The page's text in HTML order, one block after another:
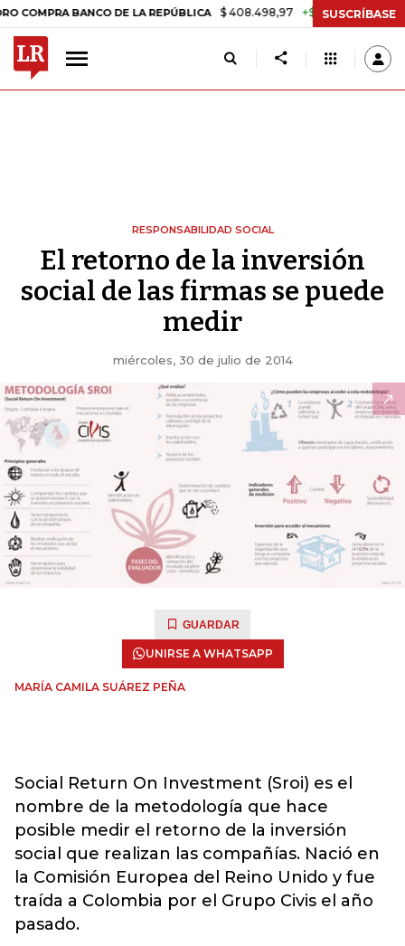
BANCO DE LA REPÚBLICA $ 408.498,97 +$ 8.753,81 +2,19%
SUSCRÍBASE
RESPONSABILIDAD SOCIAL
El retorno de la inversión
social de las firmas se puede
medir
miércoles, 30 de julio de 2014
GUARDAR
UNIRSE A WHATSAPP
MARÍA CAMILA SUÁREZ PEÑA
Social Return On Investment (Sroi) es el
nombre de la metodología que hace
posible medir el retorno de la inversión
social que realizan las compañías. Nació en
la Comisión Europea del Reino Unido y fue
traída a Colombia por el Grupo Civis el año
pasado.